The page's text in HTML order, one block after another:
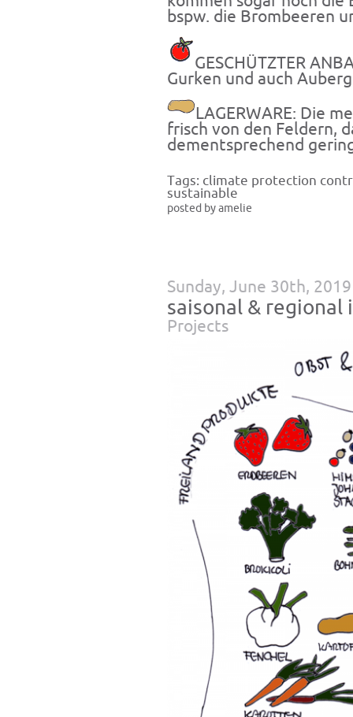
bspw. die Brombeeren
GESCHÜTZTER
Gurken und auch
LAGERWARE: Die
frisch von den Feldern,
dementsprechend
Tags: climate protection
sustainable
posted by amelie
Sunday, June 30th, 2019
saisonal & regional
Projects